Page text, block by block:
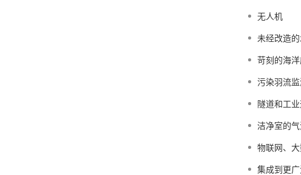
无人机
未经改造的
苛刻的海洋
污染羽流监
隧道和工
洁净室的
物联网、
集成到更